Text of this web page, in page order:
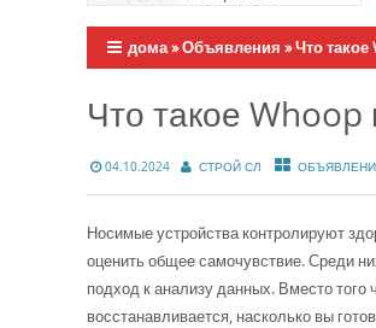
убедительно
дома»Объявления »Что
Что такое Whoop
04.10.2024 СТРОЙ СЛ
Носимые устройства контролируют
оценить общее самочувствие. Среди
подход к анализу данных. Вместо того
восстанавливается, насколько вы